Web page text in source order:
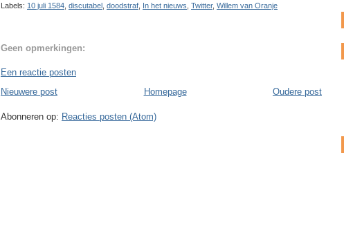
Labels: 10 juli 1584 discutabel doodstraf In het nieuws Twitter, Willem van Oranje
Geen opmerkingen:
Een reactie posten
Nieuwere post
Oudere post
Homepage
Abonneren op: Reacties posten (Atom)